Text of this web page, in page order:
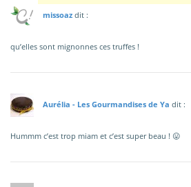
missoaz dit :
qu’elles sont mignonnes ces truffes !
Aurélia - Les Gourmandises de Ya dit :
Hummm c’est trop miam et c’est super beau ! 😛